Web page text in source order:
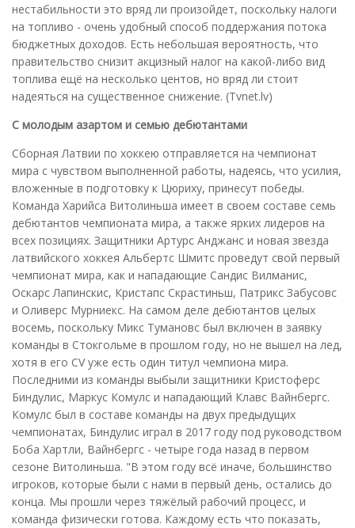
нестабильности это вряд ли произойдет, поскольку налоги
на топливо - очень удобный способ поддержания потока
бюджетных доходов. Есть небольшая вероятность, что
правительство снизит акцизный налог на какой-либо вид
топлива ещё на несколько центов, но вряд ли стоит
надеяться на существенное снижение. (Tvnet.lv)
С молодым азартом и семью дебютантами
Сборная Латвии по хоккею отправляется на чемпионат
мира с чувством выполненной работы, надеясь, что усилия,
вложенные в подготовку к Цюриху, принесут победы.
Команда Харийса Витолиньша имеет в своем составе семь
дебютантов чемпионата мира, а также ярких лидеров на
всех позициях. Защитники Артурс Анджанс и новая звезда
латвийского хоккея Альбертс Шмитс проведут свой первый
чемпионат мира, как и нападающие Сандис Вилманис,
Оскарс Лапинскис, Кристапс Скрастиньш, Патрикс Забусовс
и Оливерс Мурниекс. На самом деле дебютантов целых
восемь, поскольку Микс Тумановс был включен в заявку
команды в Стокгольме в прошлом году, но не вышел на лед,
хотя в его CV уже есть один титул чемпиона мира.
Последними из команды выбыли защитники Кристоферс
Биндулис, Маркус Комулс и нападающий Клавс Вайнбергс.
Комулс был в составе команды на двух предыдущих
чемпионатах, Биндулис играл в 2017 году под руководством
Боба Хартли, Вайнбергс - четыре года назад в первом
сезоне Витолиньша. "В этом году всё иначе, большинство
игроков, которые были с нами в первый день, остались до
конца. Мы прошли через тяжёлый рабочий процесс, и
команда физически готова. Каждому есть что показать,